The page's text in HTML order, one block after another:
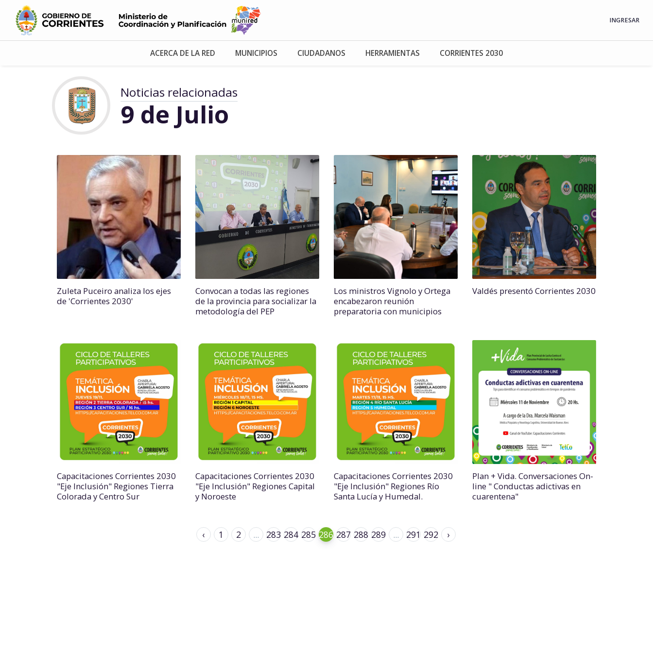
INGRESAR
ACERCA DE LA RED MUNICIPIOS CIUDADANOS HERRAMIENTAS CORRIENTES 2030
Noticias relacionadas
9 de Julio
Zuleta Puceiro analiza los ejes
de 'Corrientes 2030'
Convocan a todas las regiones
de la provincia para socializar la
metodología del PEP
Los ministros Vignolo y Ortega
encabezaron reunión
preparatoria con municipios
Valdés presentó Corrientes 2030
Capacitaciones Corrientes 2030
"Eje Inclusión" Regiones Tierra
Colorada y Centro Sur
Capacitaciones Corrientes 2030
"Eje Inclusión" Regiones Capital
y Noroeste
Capacitaciones Corrientes 2030
"Eje Inclusión" Regiones Río
Santa Lucía y Humedal.
Plan + Vida. Conversaciones On-
line " Conductas adictivas en
cuarentena"
‹ 1 2 ... 283 284 285 286 287 288 289 ... 291 292 ›